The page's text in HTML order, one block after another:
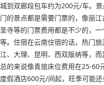
城到双廊段包车约为200元/车。
门的景点都是需要门票的，像丽
圣寺等的门票费用都是不少的，
等。住宿在云南住宿的话，热门
江、大理、昆明、西双版纳等，而
总的来说像青旅床位费用在25-60
度假酒店600元/间起，旺季可能